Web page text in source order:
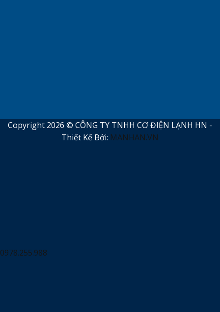
Copyright 2026 © CÔNG TY TNHH CƠ ĐIỆN LẠNH HN -
Thiết Kế Bởi: MANHAN.VN
0978.255.988